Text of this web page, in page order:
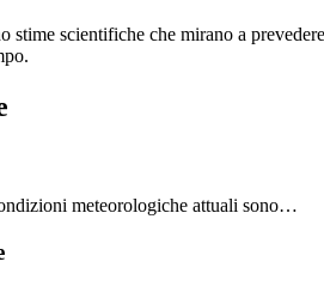
stime scientifiche che mirano a
meteorologiche attuali sono…